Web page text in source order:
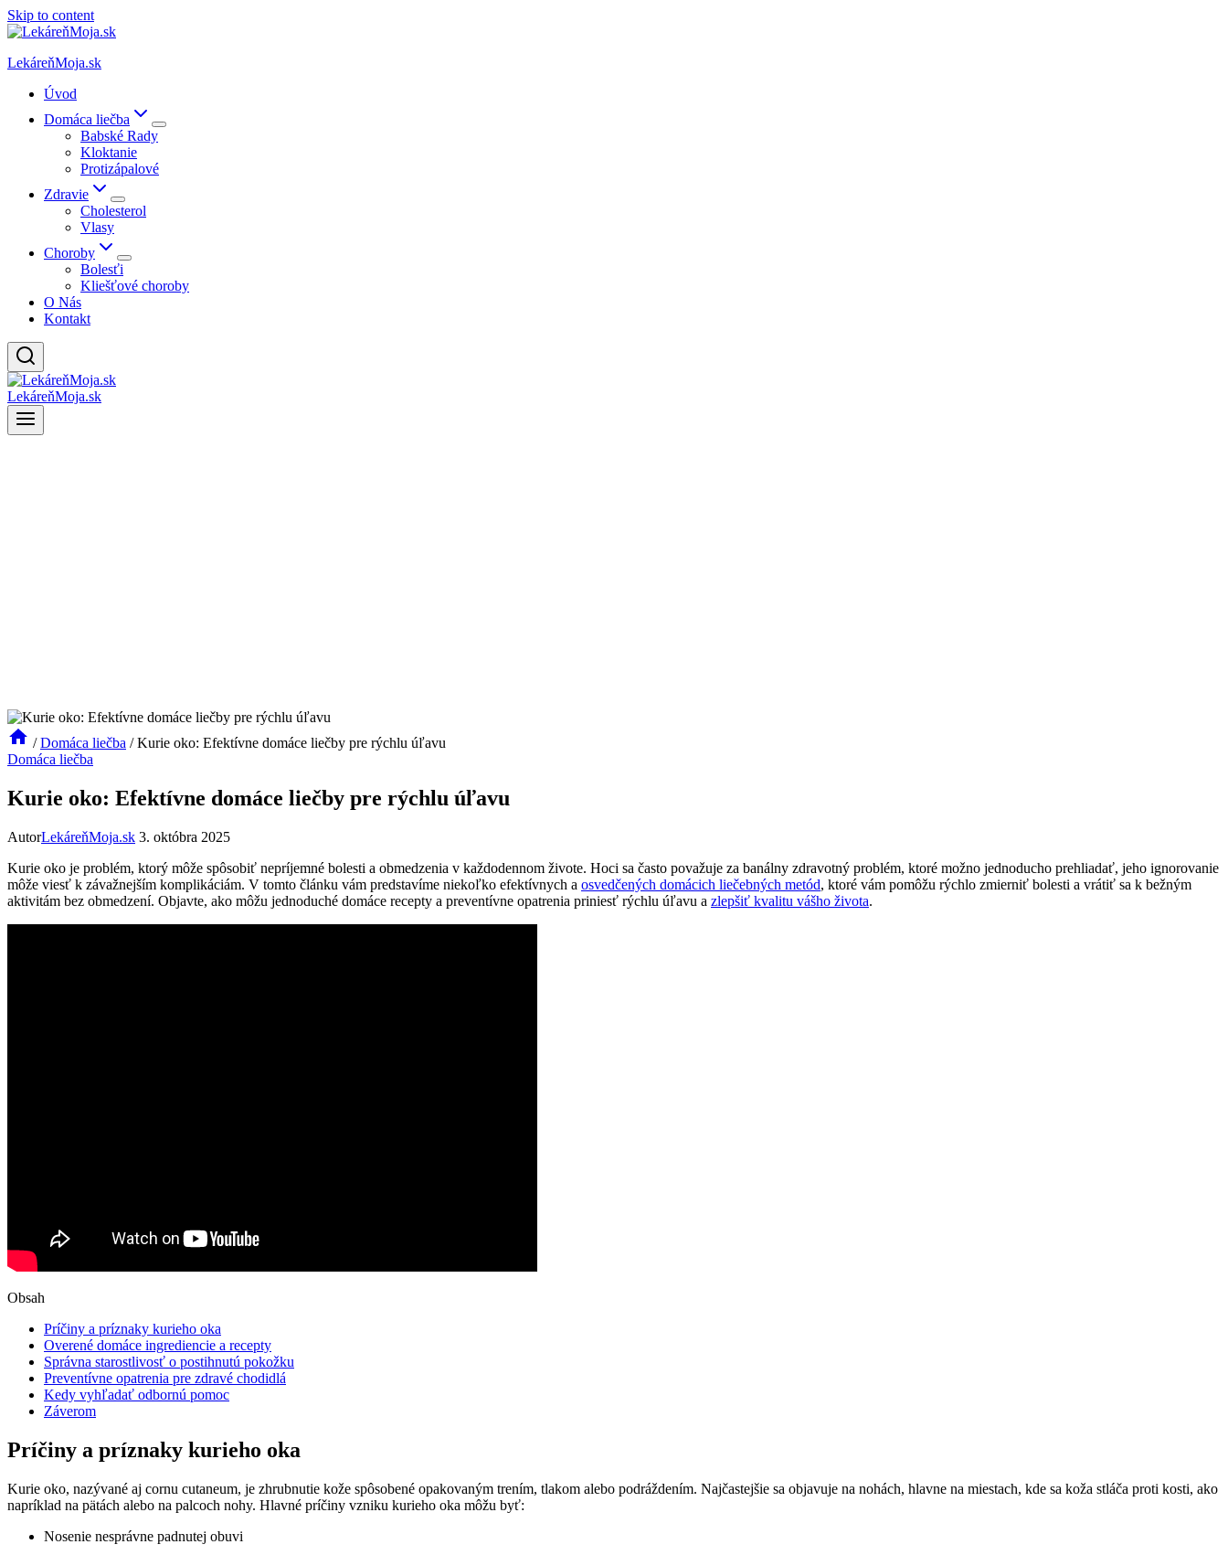
Skip to content
LekáreňMoja.sk
Úvod
Domáca liečba
Babské Rady
Kloktanie
Protizápalové
Zdravie
Cholesterol
Vlasy
Choroby
Bolesťi
Kliešťové choroby
O Nás
Kontakt
LekáreňMoja.sk
/ Domáca liečba / Kurie oko: Efektívne domáce liečby pre rýchlu úľavu
Domáca liečba
Kurie oko: Efektívne domáce liečby pre rýchlu úľavu
AutorLekáreňMoja.sk 3. októbra 2025
Kurie oko je problém, ktorý môže⁣ spôsobiť nepríjemné bolesti⁤ a‍ obmedzenia v každodennom živote. Hoci ‍sa často považuje za ​banálny zdravotný problém, ktoré‌ možno jednoducho prehliadať, jeho ignorovanie
môže viesť k ‌závažnejším komplikáciám. V⁤ tomto článku vám predstavíme ⁣niekoľko efektívnych ⁤a osvedčených domácich liečebných metód, ktoré vám pomôžu rýchlo zmierniť bolesti a vrátiť sa ‌k bežným
aktivitám ‍bez obmedzení. Objavte, ako môžu​ jednoduché domáce recepty a preventívne opatrenia priniesť rýchlu úľavu a zlepšiť​ kvalitu vášho života.
Obsah
Príčiny a‍ príznaky⁤ kurieho oka
Overené domáce ingrediencie a recepty
Správna starostlivosť o ‍postihnutú pokožku
Preventívne opatrenia ‌pre zdravé chodidlá
Kedy vyhľadať odbornú pomoc
Záverom
Príčiny a‍ príznaky⁤ kurieho oka
Kurie‌ oko, ‍nazývané ⁣aj cornu cutaneum, je zhrubnutie kože spôsobené⁢ opakovaným trením, tlakom ​alebo podráždením.‍ Najčastejšie sa objavuje na nohách, hlavne na miestach, kde sa ​koža stláča proti kosti, ako⁢
napríklad ⁢na pätách alebo ‍na palcoch nohy. Hlavné príčiny ⁣vzniku ⁢kurieho oka‌ môžu⁢ byť:
Nosenie​ nesprávne padnutej obuvi